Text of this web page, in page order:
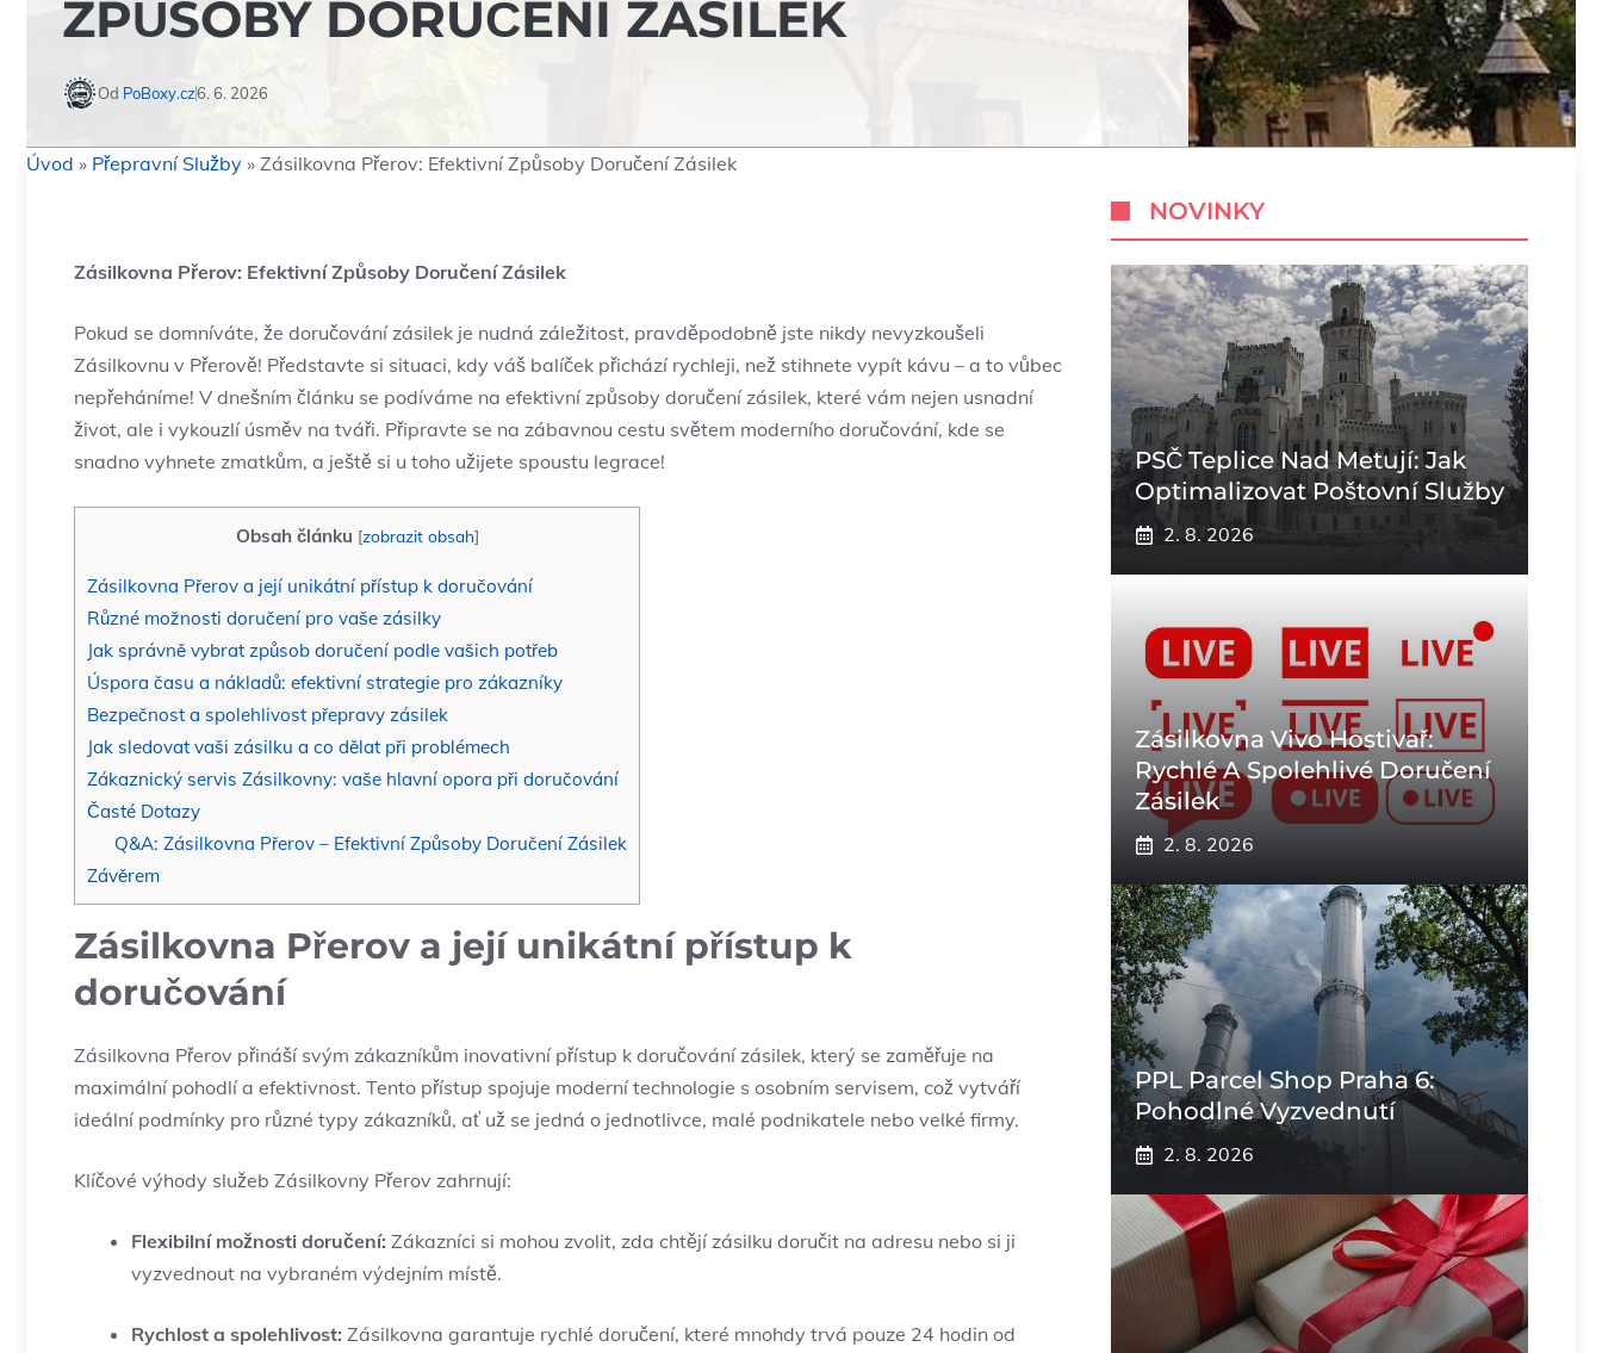
ZPŮSOBY DORUČENÍ ZÁSILEK
Od PoBoxy.cz6. 6. 2026
Úvod » Přepravní Služby » Zásilkovna Přerov: Efektivní Způsoby Doručení Zásilek
Zásilkovna Přerov: Efektivní Způsoby Doručení Zásilek
Pokud se domníváte, že doručování zásilek je nudná záležitost, pravděpodobně jste nikdy nevyzkoušeli
Zásilkovnu v Přerově! Představte si situaci, kdy váš balíček přichází rychleji, než stihnete vypít kávu – a to vůbec
nepřeháníme! V dnešním článku se podíváme na efektivní způsoby doručení zásilek, které vám nejen usnadní
život, ale i vykouzlí úsměv na tváři. Připravte se na zábavnou cestu světem moderního doručování, kde se
snadno vyhnete zmatkům, a ještě si u toho užijete spoustu legrace!
Obsah článku [zobrazit obsah]
Zásilkovna Přerov a její unikátní přístup k doručování
Různé možnosti doručení pro vaše zásilky
Jak správně vybrat způsob doručení podle vašich potřeb
Úspora času a nákladů: efektivní strategie pro zákazníky
Bezpečnost a spolehlivost přepravy zásilek
Jak sledovat vaši zásilku a co dělat při problémech
Zákaznický servis Zásilkovny: vaše hlavní opora při doručování
Časté Dotazy
Q&A: Zásilkovna Přerov – Efektivní Způsoby Doručení Zásilek
Závěrem
Zásilkovna Přerov a její unikátní přístup k
doručování
Zásilkovna Přerov přináší svým zákazníkům inovativní přístup k doručování zásilek, který se zaměřuje na
maximální pohodlí a efektivnost. Tento přístup spojuje moderní technologie s osobním servisem, což vytváří
ideální podmínky pro různé typy zákazníků, ať už se jedná o jednotlivce, malé podnikatele nebo velké firmy.
Klíčové výhody služeb Zásilkovny Přerov zahrnují:
Flexibilní možnosti doručení: Zákazníci si mohou zvolit, zda chtějí zásilku doručit na adresu nebo si ji
vyzvednout na vybraném výdejním místě.
Rychlost a spolehlivost: Zásilkovna garantuje rychlé doručení, které mnohdy trvá pouze 24 hodin od
NOVINKY
PSČ Teplice Nad Metují: Jak
Optimalizovat Poštovní Služby
2. 8. 2026
Zásilkovna Vivo Hostivař:
Rychlé A Spolehlivé Doručení
Zásilek
2. 8. 2026
PPL Parcel Shop Praha 6:
Pohodlné Vyzvednutí
2. 8. 2026